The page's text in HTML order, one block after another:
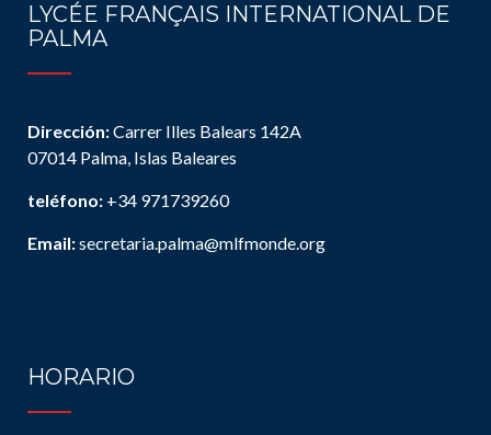
LYCÉE FRANÇAIS INTERNATIONAL DE
PALMA
Dirección:Carrer Illes Balears 142A
07014 Palma, Islas Baleares
teléfono: +34 971739260
Email:secretaria.palma@mlfmonde.org
HORARIO